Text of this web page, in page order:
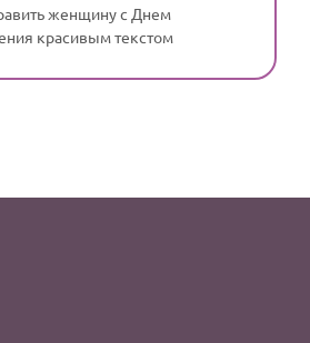
женщину с Днем
красивым текстом